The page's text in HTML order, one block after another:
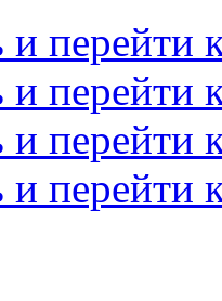
перейти
перейти
перейти
перейти